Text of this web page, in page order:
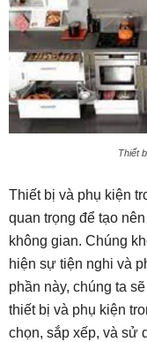
Thiết
Thiết bị và phụ kiện
quan trọng để tạo
không gian. Chúng
hiện sự tiện nghi và
phần này, chúng ta
thiết bị và phụ kiện
chọn, sắp xếp, và sử